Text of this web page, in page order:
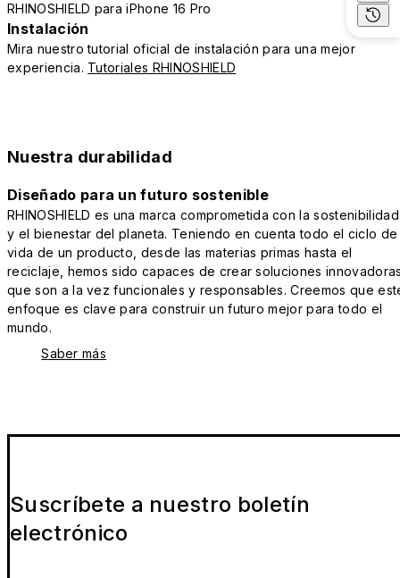
RHINOSHIELD para iPhone 16 Pro
Instalación
Mira nuestro tutorial oficial de instalación para una mejor
experiencia. Tutoriales RHINOSHIELD
Nuestra durabilidad
Diseñado para un futuro sostenible
RHINOSHIELD es una marca comprometida con la sostenibilidad
y el bienestar del planeta. Teniendo en cuenta todo el ciclo de
vida de un producto, desde las materias primas hasta el
reciclaje, hemos sido capaces de crear soluciones
que son a la vez funcionales y responsables. Creemos que
enfoque es clave para construir un futuro mejor para todo el
mundo.
Saber más
Suscríbete a nuestro boletín
electrónico